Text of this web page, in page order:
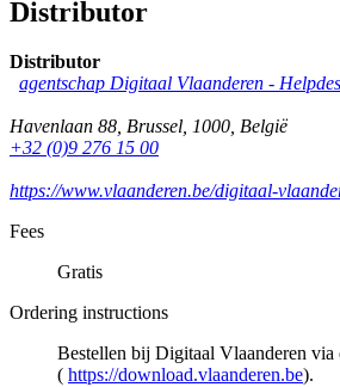
Distributor
Distributor
agentschap Digitaal Vlaanderen -
Havenlaan 88, Brussel, 1000, België
+32 (0)9 276 15 00
https://www.vlaanderen.be/digitaal-
Fees
Gratis
Ordering instructions
Bestellen bij Digitaal Vlaanderen via
( https://download.vlaanderen.be).